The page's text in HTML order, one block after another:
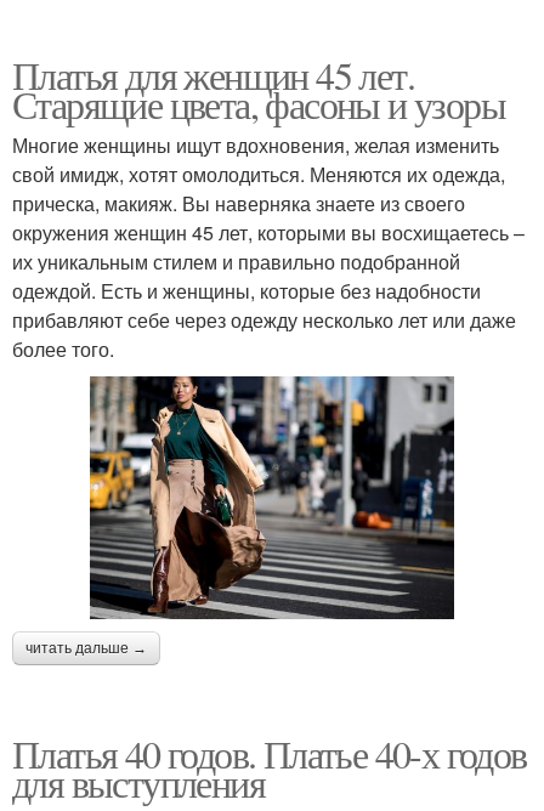
Платья для женщин 45 лет.
Старящие цвета, фасоны и узоры
Многие женщины ищут вдохновения, желая изменить
свой имидж, хотят омолодиться. Меняются их одежда,
прическа, макияж. Вы наверняка знаете из своего
окружения женщин 45 лет, которыми вы восхищаетесь –
их уникальным стилем и правильно подобранной
одеждой. Есть и женщины, которые без надобности
прибавляют себе через одежду несколько лет или даже
более того.
читать дальше →
Платья 40 годов. Платье 40-х годов
для выступления